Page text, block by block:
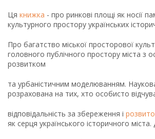
Ця книжка - про ринкові площі як носії
культурного простору українських
Про багатство міської просторової
головного публічного простору міста з
розвитком
та урбаністичним моделюванням.
розрахована на тих, хто особисто
відповідальність за збереження і
як серця українського історичного